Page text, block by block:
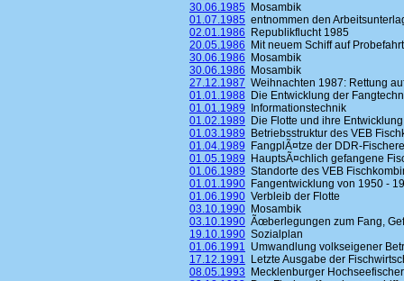
30.06.1985 Mosambik
01.07.1985 entnommen den
02.01.1986 Republikflucht 1985
20.05.1986 Mit neuem Schiff auf Probefahrt
30.06.1986 Mosambik
30.06.1986 Mosambik
27.12.1987 Weihnachten 1987: Rettung
01.01.1988 Die Entwicklung der
01.01.1989 Informationstechnik
01.02.1989 Die Flotte und ihre Entwicklung
01.03.1989 Betriebsstruktur des VEB
01.04.1989 FangplÃ¤tze der DDR-
01.05.1989 HauptsÃ¤chlich gefangene
01.06.1989 Standorte des VEB
01.01.1990 Fangentwicklung von 1950 -
01.06.1990 Verbleib der Flotte
03.10.1990 Mosambik
03.10.1990 Ãœberlegungen zum Fang,
19.10.1990 Sozialplan
01.06.1991 Umwandlung volkseigener
17.12.1991 Letzte Ausgabe der
08.05.1993 Mecklenburger